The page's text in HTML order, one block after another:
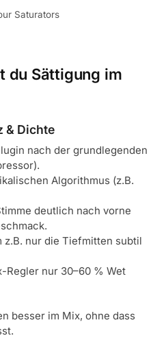
Saturators
du Sättigung im
& Dichte
nach der grundlegenden
Algorithmus (z.B.
deutlich nach vorne
z.B. nur die Tiefmitten subtil
Regler nur 30–60 % Wet
besser im Mix, ohne dass